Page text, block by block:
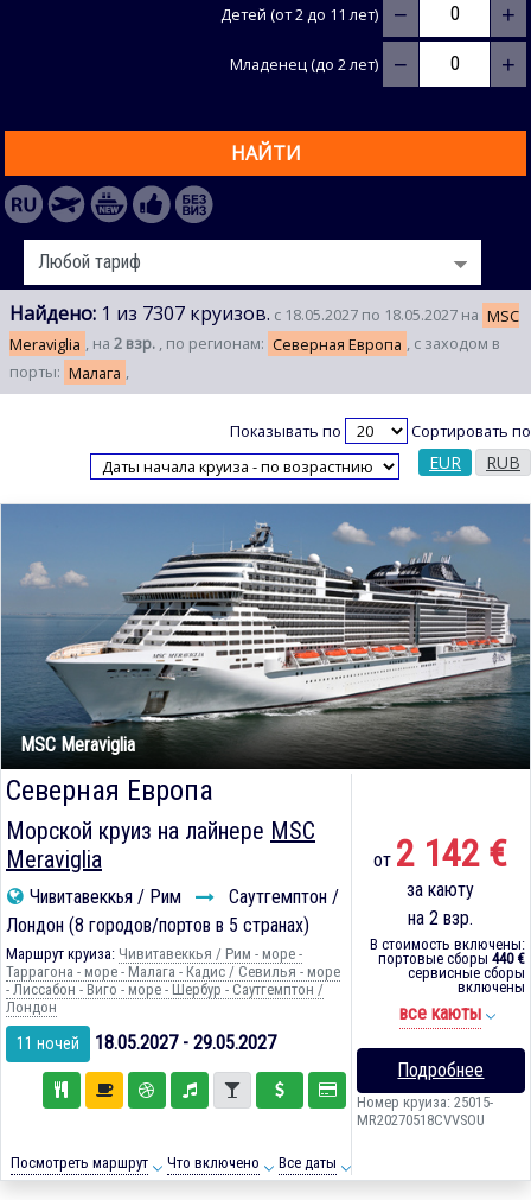
Детей (от 2 до 11 лет) − +
Младенец (до 2 лет) − +
НАЙТИ
Найдено: 1 из 7307 круизов. с 18.05.2027 по 18.05.2027 на MSC
Meraviglia , на 2 взр. , по регионам: Северная Европа , с заходом в
порты: Малага ,
Показывать по Сортировать по
EUR RUB
MSC Meraviglia
Северная Европа
Морской круиз на лайнере MSC
Meraviglia
Чивитавеккья / Рим
Саутгемптон /
Лондон (8 городов/портов в 5 странах)
Маршрут круиза: Чивитавеккья / Рим - море -
Таррагона - море - Малага - Кадиc / Севилья - море
- Лиссабон - Виго - море - Шербур - Саутгемптон /
Лондон
11 ночей 18.05.2027 - 29.05.2027
Посмотреть маршрут Что включено Все даты
от 2 142 €
за каюту
на 2 взр.
В стоимость включены:
портовые сборы 440 €
сервисные сборы
включены
все каюты
Подробнее
Номер круиза: 25015-
MR20270518CVVSOU